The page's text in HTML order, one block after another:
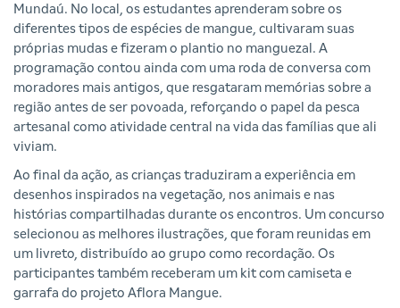
Mundaú. No local, os estudantes aprenderam sobre os
diferentes tipos de espécies de mangue, cultivaram suas
próprias mudas e fizeram o plantio no manguezal. A
programação contou ainda com uma roda de conversa com
moradores mais antigos, que resgataram memórias sobre a
região antes de ser povoada, reforçando o papel da pesca
artesanal como atividade central na vida das famílias que ali
viviam.
Ao final da ação, as crianças traduziram a experiência em
desenhos inspirados na vegetação, nos animais e nas
histórias compartilhadas durante os encontros. Um concurso
selecionou as melhores ilustrações, que foram reunidas em
um livreto, distribuído ao grupo como recordação. Os
participantes também receberam um kit com camiseta e
garrafa do projeto Aflora Mangue.